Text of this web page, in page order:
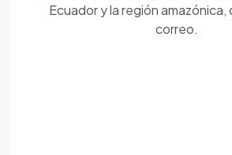
Ecuador y la región
correo.